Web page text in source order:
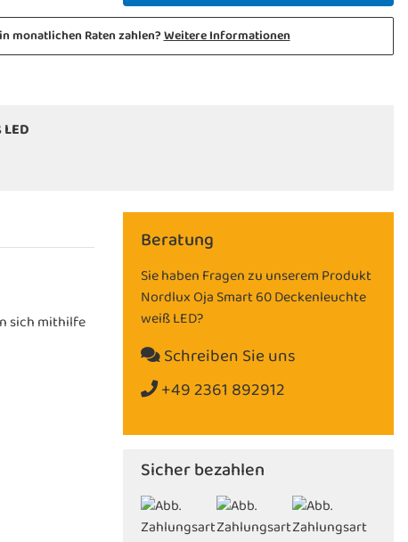
monatlichen Raten zahlen?Weitere Informationen
sich mithilfe
Beratung
Sie haben Fragen zu unserem Produkt
Nordlux Oja Smart 60 Deckenleuchte
weiß LED?
Schreiben Sie uns
+49 2361 892912
Sicher bezahlen